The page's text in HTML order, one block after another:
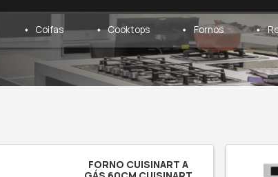
Cervejeiras Coifas